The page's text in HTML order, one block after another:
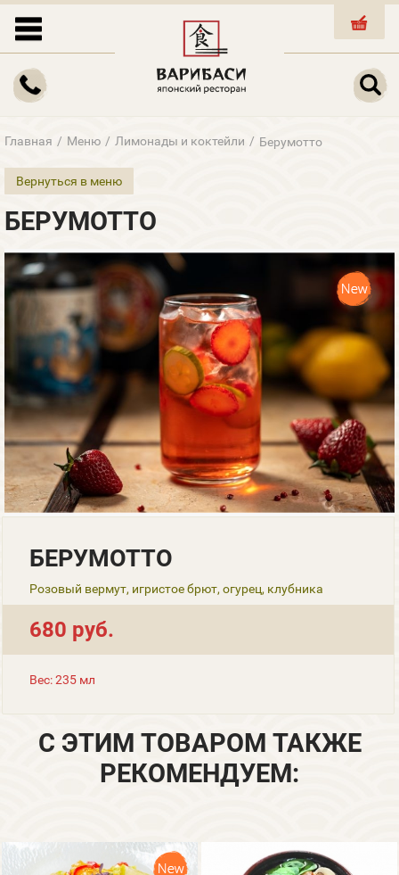
КОРЗИНА
Главная / Меню / Лимонады и коктейли / Берумотто
Вернуться в меню
БЕРУМОТТО
БЕРУМОТТО
Розовый вермут, игристое брют, огурец, клубника
680 руб.
Вес: 235 мл
С ЭТИМ ТОВАРОМ ТАКЖЕ
РЕКОМЕНДУЕМ: